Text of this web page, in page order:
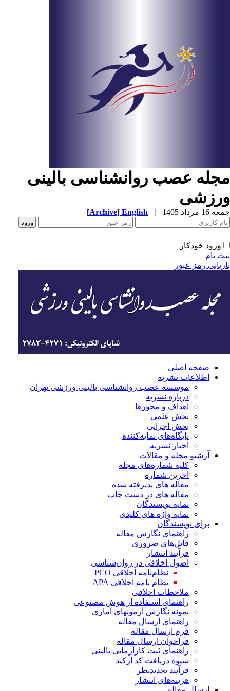
عصب روانشناسی بالینی
16 مرداد 1405 |
English
[Archive]
ورود خودکار
نام
رمز عبور
صفحه اصلی
اطلاعات نشریه
موسسه عصب روانشناسی بالینی ورزشی تهران
درباره نشریه
اهداف و محورها
بخش علمی
بخش اجرایی
‌پایگاه‌های نمایه‌کننده
اخبار نشریه
آرشیو مجله و مقالات
کلیه شماره‌های مجله
آخرین شماره
مقاله های پذیرفته شده
مقاله های در دست چاپ
نمایه نویسندگان
نمایه واژه های کلیدی
برای نویسندگان
راهنمای نگارش مقاله
فایل‌های ضروری
فرآیند انتشار
اصول اخلاقی در روان‌شناسی
نظام‌نامه اخلاقی PCO
نظام نامه اخلاقی APA
ملاحظات اخلاقی
راهنمای استفاده از هوش مصنوعی
نمونه نگارش آزمونهای آماری
راهنمای ارسال مقاله
فرم ارسال مقاله
فراخوان ارسال مقاله
راهنمای ثبت کارآزمایی بالینی
شیوه دریافت کد ارکید
فرآیند تجدیدنظر
هزینه‌های انتشار